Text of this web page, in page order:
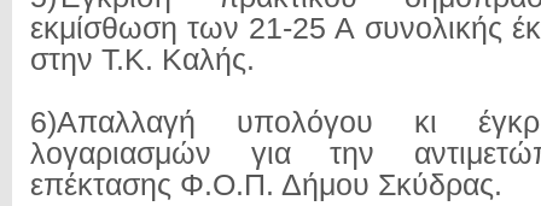
εκμίσθωση των 21-25 Α συνολικής
στην Τ.Κ. Καλής.
6)Απαλλαγή υπολόγου κι
λογαριασμών για την
επέκτασης Φ.Ο.Π. Δήμου Σκύδρας.